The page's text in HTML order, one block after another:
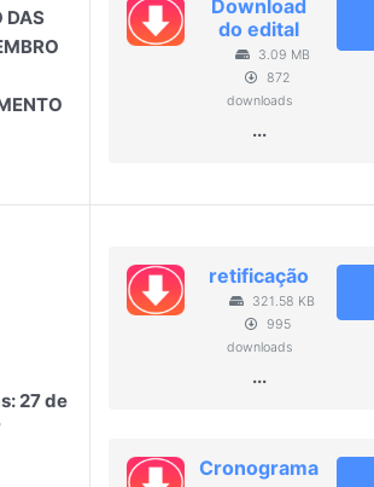
DAS
Download
do edital
3.09 MB
872
downloads
...
27 de
retificação
321.58 KB
995
downloads
...
Cronograma